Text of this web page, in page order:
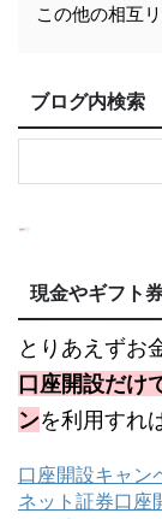
この他の相互
ブログ内検索
現金やギフト
とりあえずお
口座開設だけ
ンを利用すれ
口座開設キャン
ネット証券口座